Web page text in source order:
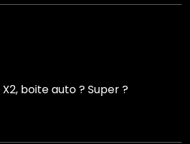
boite auto ? Super ?